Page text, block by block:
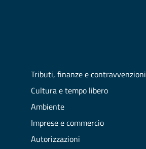
Tributi, finanze e contravvenzioni
Cultura e tempo libero
Ambiente
Imprese e commercio
Autorizzazioni